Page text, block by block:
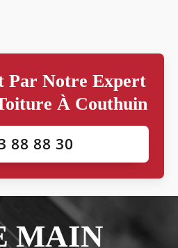
Par Notre Expert
À Couthuin
88 88 30
MAIN